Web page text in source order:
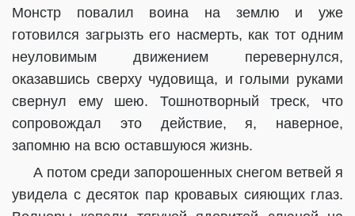
Монстр повалил воина на землю и уже
готовился загрызть его насмерть, как тот одним
неуловимым движением перевернулся,
оказавшись сверху чудовища, и голыми руками
свернул ему шею. Тошнотворный треск, что
сопровождал это действие, я, наверное,
запомню на всю оставшуюся жизнь.
А потом среди запорошенных снегом ветвей я
увидела с десяток пар кровавых сияющих глаз.